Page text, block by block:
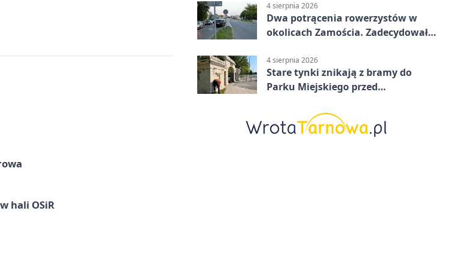
hali OSiR
4 sierpnia 2026
Dwa potrącenia rowerzystów w
okolicach Zamościa. Zadecydowało
4 sierpnia 2026
Stare tynki znikają z bramy do
Parku Miejskiego przed